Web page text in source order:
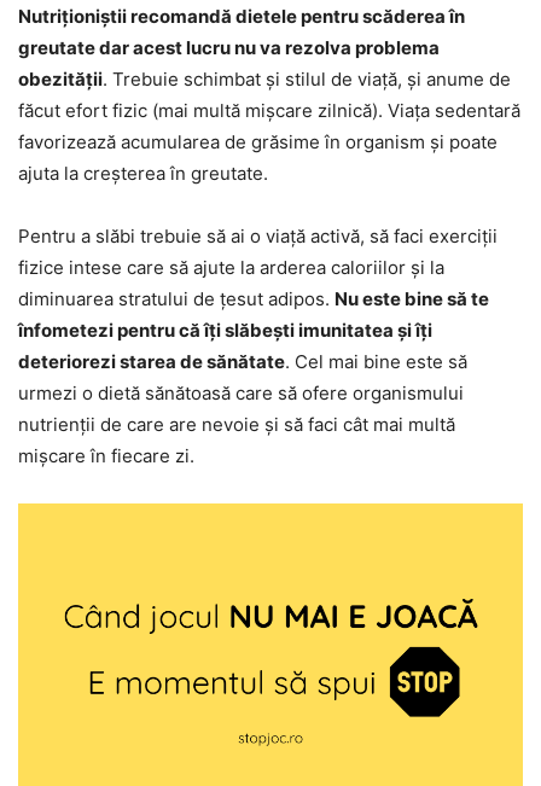
Nutriționiștii recomandă dietele pentru scăderea în
greutate dar acest lucru nu va rezolva problema
obezității. Trebuie schimbat și stilul de viață, și anume de
făcut efort fizic (mai multă mișcare zilnică). Viața sedentară
favorizează acumularea de grăsime în organism și poate
ajuta la creșterea în greutate.
Pentru a slăbi trebuie să ai o viață activă, să faci exerciții
fizice intese care să ajute la arderea caloriilor și la
diminuarea stratului de țesut adipos. Nu este bine să te
înfometezi pentru că îți slăbești imunitatea și îți
deteriorezi starea de sănătate. Cel mai bine este să
urmezi o dietă sănătoasă care să ofere organismului
nutrienții de care are nevoie și să faci cât mai multă
mișcare în fiecare zi.